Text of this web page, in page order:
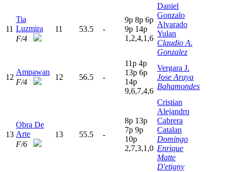
11
Tia
Luzmira
F/4
11 53.5 -
9p 8p 6p
9p 14p
1,2,4,1,6
Daniel
Gonzalo
Alvarado
Yulan
Claudio A.
Gonzalez
12
Ampawan
F/4
12 56.5 -
11p 4p
13p 6p
14p
9,6,7,4,6
Vergara J.
Jose Araya
Bahamondes
13
Obra De
Arte
F/6
13 55.5 -
8p 13p
7p 9p
10p
2,7,3,1,0
Cristian
Alejandro
Cabrera
Catalan
Domingo
Enrique
Matte
D'etigny